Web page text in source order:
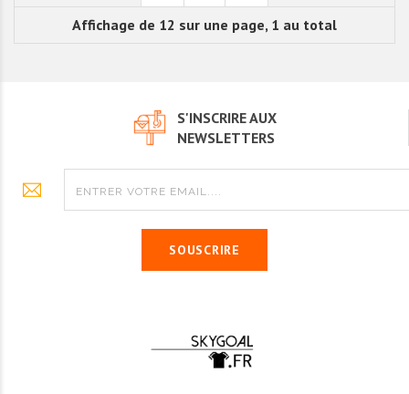
Affichage de 12 sur une page, 1 au total
S'INSCRIRE AUX
NEWSLETTERS
SOUSCRIRE